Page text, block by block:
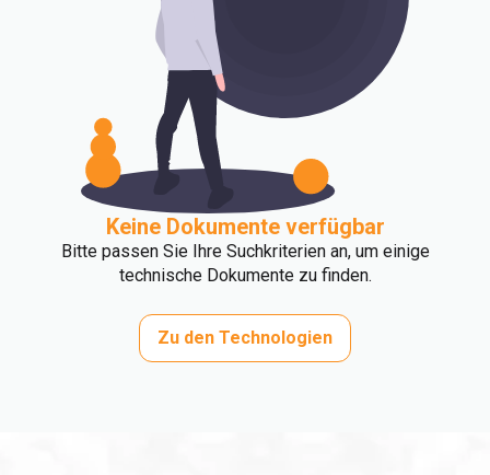
Keine Dokumente verfügbar
Bitte passen Sie Ihre Suchkriterien an, um einige
technische Dokumente zu finden.
Zu den Technologien